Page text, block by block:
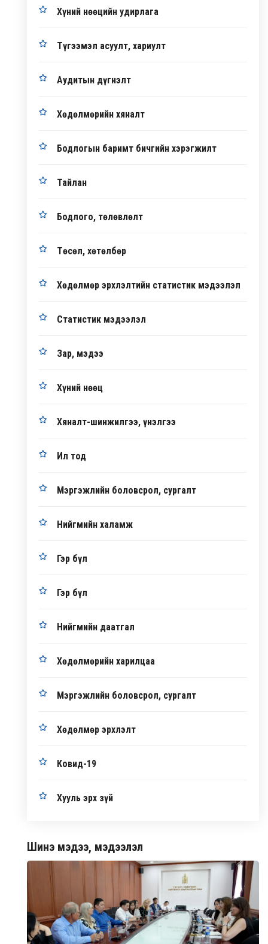
Хүний нөөцийн удирлага
Түгээмэл асуулт, хариулт
Аудитын дүгнэлт
Хөдөлмөрийн хяналт
Бодлогын баримт бичгийн хэрэгжилт
Тайлан
Бодлого, төлөвлөлт
Төсөл, хөтөлбөр
Хөдөлмөр эрхлэлтийн статистик мэдээлэл
Статистик мэдээлэл
Зар, мэдээ
Хүний нөөц
Хяналт-шинжилгээ, үнэлгээ
Ил тод
Мэргэжлийн боловсрол, сургалт
Нийгмийн халамж
Гэр бүл
Гэр бүл
Нийгмийн даатгал
Хөдөлмөрийн харилцаа
Мэргэжлийн боловсрол, сургалт
Хөдөлмөр эрхлэлт
Ковид-19
Хууль эрх зүй
Шинэ мэдээ, мэдээлэл